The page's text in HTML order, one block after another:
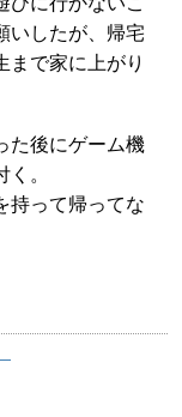
いしたが、帰宅
まで家に上がり
た後にゲーム機
。
持って帰ってな